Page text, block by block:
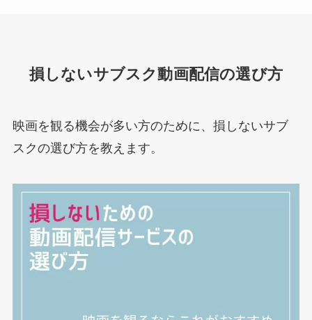
損しないサブスク動画配信の選び方
映画を観る機会が多い方のために、損しないサブ
スクの選び方を教えます。